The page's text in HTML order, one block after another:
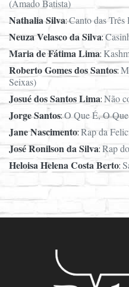
(Amado Batista)
Nathalia Silva:Canto das Três
Neuza Velasco da Silva:
Maria de Fátima Lima:
Roberto Gomes dos Santos:
Seixas)
Josué dos Santos Lima: Não
Jorge Santos:O Que É, O
Jane Nascimento: Rap da
José Ronilson da Silva: Rap
Heloisa Helena Costa Berto: